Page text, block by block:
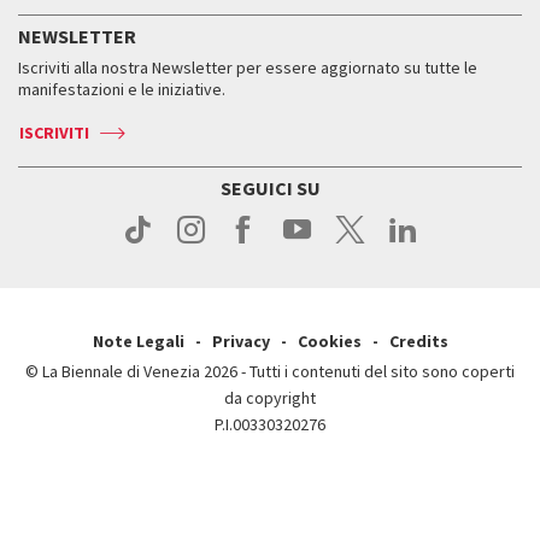
Come raggiungerci
Come raggiungerci
Contatti
Press
Orari e sedi
Biglietti
Servizi al pubblico
Come raggiungerci
Contatti
Storia
Orari e sedi
NEWSLETTER
Iscriviti alla nostra Newsletter per essere aggiornato su tutte le
manifestazioni e le iniziative.
ISCRIVITI
SEGUICI SU
Note Legali Privacy Cookies
Credits
© La Biennale di Venezia 2026 - Tutti i contenuti del sito sono coperti
da copyright
P.I.00330320276